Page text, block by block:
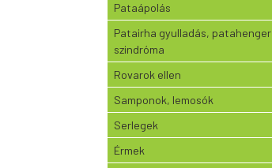
Pataápolás
Patairha gyulladás, patahenger
szindróma
Rovarok ellen
Samponok, lemosók
Serlegek
Érmek